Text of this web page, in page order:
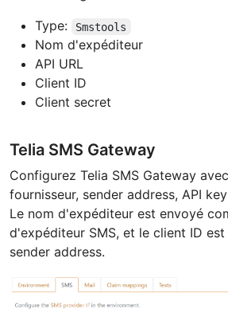
Type:
Smstools
Nom d'expéditeur
API URL
Client ID
Client secret
Telia SMS Gateway
Configurez Telia SMS Gateway
fournisseur, sender address, API
Le nom d'expéditeur est envoyé
d'expéditeur SMS, et le client ID
sender address.